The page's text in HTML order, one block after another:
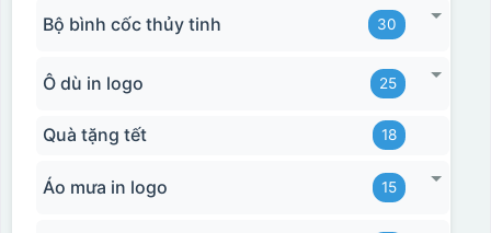
Bộ bình cốc thủy tinh 30
Ô dù in logo 25
Quà tặng tết 18
Áo mưa in logo 15